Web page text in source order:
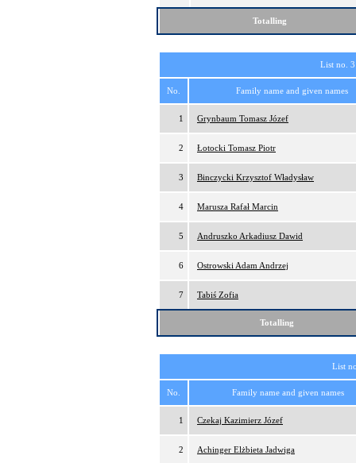
Totalling
List no.
No. Family name and given names
1 Grynbaum Tomasz Józef
2 Łotocki Tomasz Piotr
3 Binczycki Krzysztof Władysław
4 Marusza Rafał Marcin
5 Andruszko Arkadiusz Dawid
6 Ostrowski Adam Andrzej
7 Tabiś Zofia
Totalling
List
No. Family name and given names
1 Czekaj Kazimierz Józef
2 Achinger Elżbieta Jadwiga